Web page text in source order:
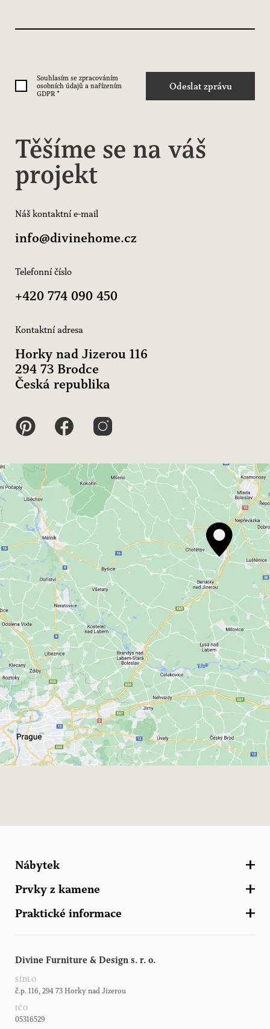
Souhlasím se zpracováním
osobních údajů a nařízením
GDPR *
Odeslat zprávu
Těšíme se na váš
projekt
Náš kontaktní e-mail
info@divinehome.cz
Telefonní číslo
+420 774 090 450
Kontaktní adresa
Horky nad Jizerou 116
294 73 Brodce
Česká republika
Divine Furniture & Design s. r. o.
SÍDLO
č.p. 116, 294 73 Horky nad Jizerou
IČO
05316529
Nábytek
Kuchyně
Skříně a šatny
Další nábytek
Prvky z kamene
Zahradní ornamenty
Architektonické prvky z kamene
Zahradní stavby
Praktické informace
Brožury Haddonstone
Brožura světla
Brožura zásuvky a vypínače
Brožura dřezy a baterie